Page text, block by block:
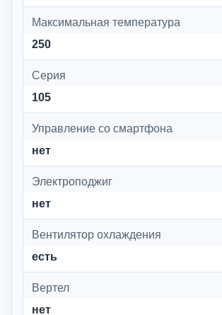
Максимальная температура
250
Серия
105
Управление со смартфона
нет
Электроподжиг
нет
Вентилятор охлаждения
есть
Вертел
нет